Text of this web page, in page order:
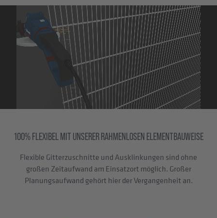
100% FLEXIBEL MIT UNSERER RAHMENLOSEN ELEMENTBAUWEISE
Flexible Gitterzuschnitte und Ausklinkungen sind ohne
großen Zeitaufwand am Einsatzort möglich. Großer
Planungsaufwand gehört hier der Vergangenheit an.